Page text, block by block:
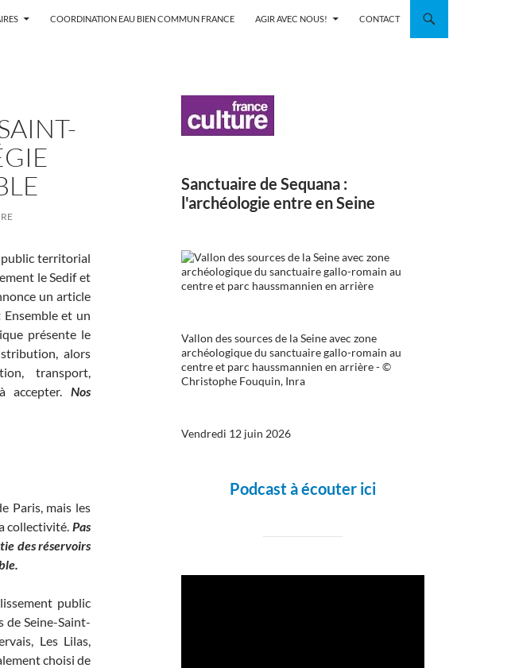
COORDINATION EAU BIEN COMMUN FRANCE AGIR AVEC NOUS! CONTACT
public territorial
le Sedif et
un article
Ensemble et un
présente le
alors
transport,
accepter. Nos
Paris, mais les
collectivité. Pas
des réservoirs
public
de Seine-Saint-
Les Lilas,
choisi de
Sanctuaire de Sequana :
l'archéologie entre en Seine
Vallon des sources de la Seine avec zone
archéologique du sanctuaire gallo-romain au
centre et parc haussmannien en arrière - ©
Christophe Fouquin, Inra
Vendredi 12 juin 2026
Podcast à écouter ici